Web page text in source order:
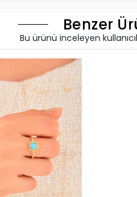
Benzer
Bu ürünü inceleyen